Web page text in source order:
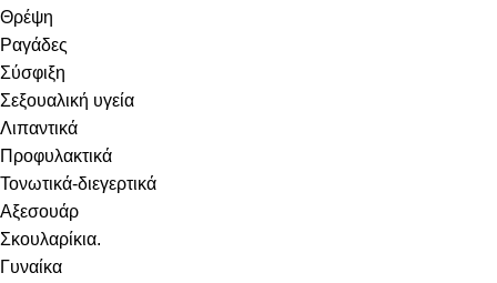
Θρέψη
Ραγάδες
Σύσφιξη
Σεξουαλική υγεία
Λιπαντικά
Προφυλακτικά
Τονωτικά-διεγερτικά
Αξεσουάρ
Σκουλαρίκια.
Γυναίκα